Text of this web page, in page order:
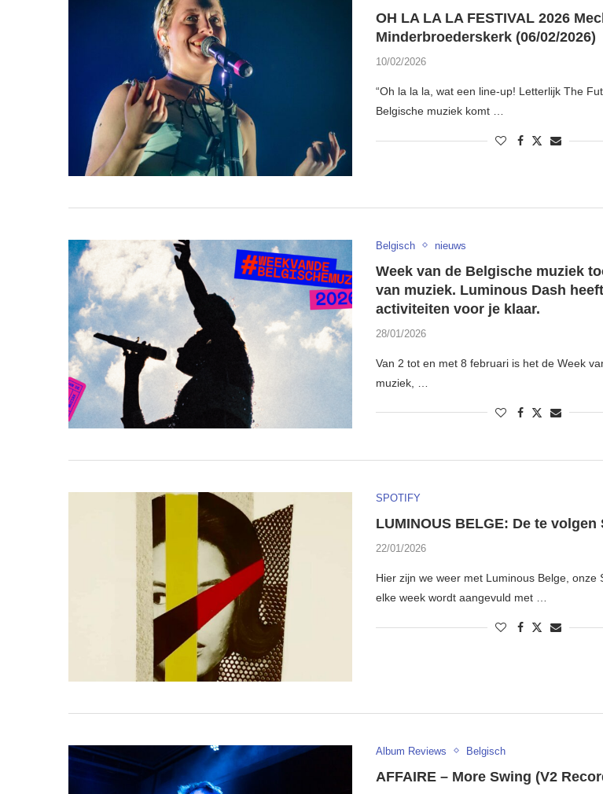
OH LA LA LA FESTIVAL 2026
Minderbroederskerk (06/02/2026)
10/02/2026
“Oh la la la, wat een line-up! Letterlijk The
Belgische muziek komt …
Belgisch nieuws
Week van de Belgische muziek
van muziek. Luminous Dash
activiteiten voor je klaar.
28/01/2026
Van 2 tot en met 8 februari is het de Week
muziek, …
SPOTIFY
LUMINOUS BELGE: De te
22/01/2026
Hier zijn we weer met Luminous Belge, onze
elke week wordt aangevuld met …
Album Reviews Belgisch
AFFAIRE – More Swing (V2